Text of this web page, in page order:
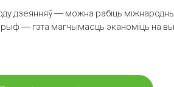
дзеянняў — можна рабіць
— гэта магчымасць эканоміць на